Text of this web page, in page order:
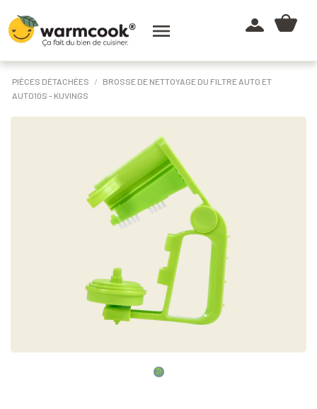

PIÈCES DÉTACHÉES
BROSSE DE NETTOYAGE DU FILTRE AUTO ET
AUTO10S - KUVINGS